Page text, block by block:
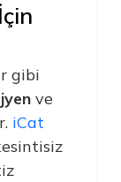
gibi
ve
iCat